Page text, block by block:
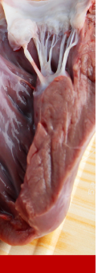
介
ポリシー